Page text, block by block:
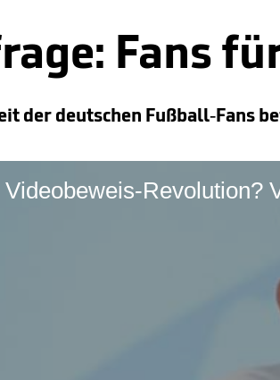
Fans
der deutschen Fußball-Fans
Videobeweis-Revolution?